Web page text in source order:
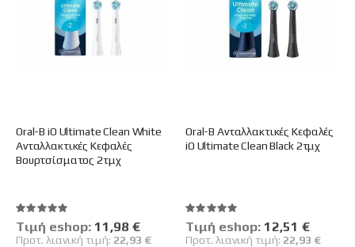
Oral-B iO Ultimate Clean White
Ανταλλακτικές Κεφαλές
Bουρτσίσματος 2τμχ
Βαθμολογία:
100%
Tιμή eshop: Ειδική
Τιμή
11,98 €
Προτ. λιανική τιμή: 22,93 €
Oral-B Ανταλλακτικές Κεφαλές
iO Ultimate Clean Black 2τμχ
Βαθμολογία:
100%
Tιμή eshop: Ειδική
Τιμή
12,51 €
Προτ. λιανική τιμή: 22,93 €